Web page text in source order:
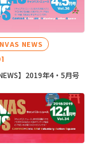
NEWS
NEWS】2019年4・5月号